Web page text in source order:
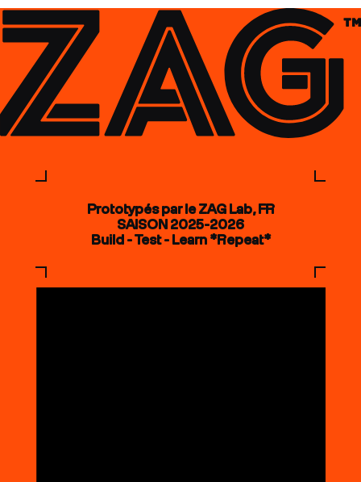
Prototypés par le ZAG Lab, FR
SAISON 2025-2026
Build - Test - Learn *Repeat*